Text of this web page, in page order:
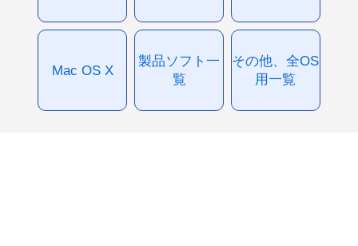
Mac OS X
製品ソフト一
覧
その他、全OS
用一覧